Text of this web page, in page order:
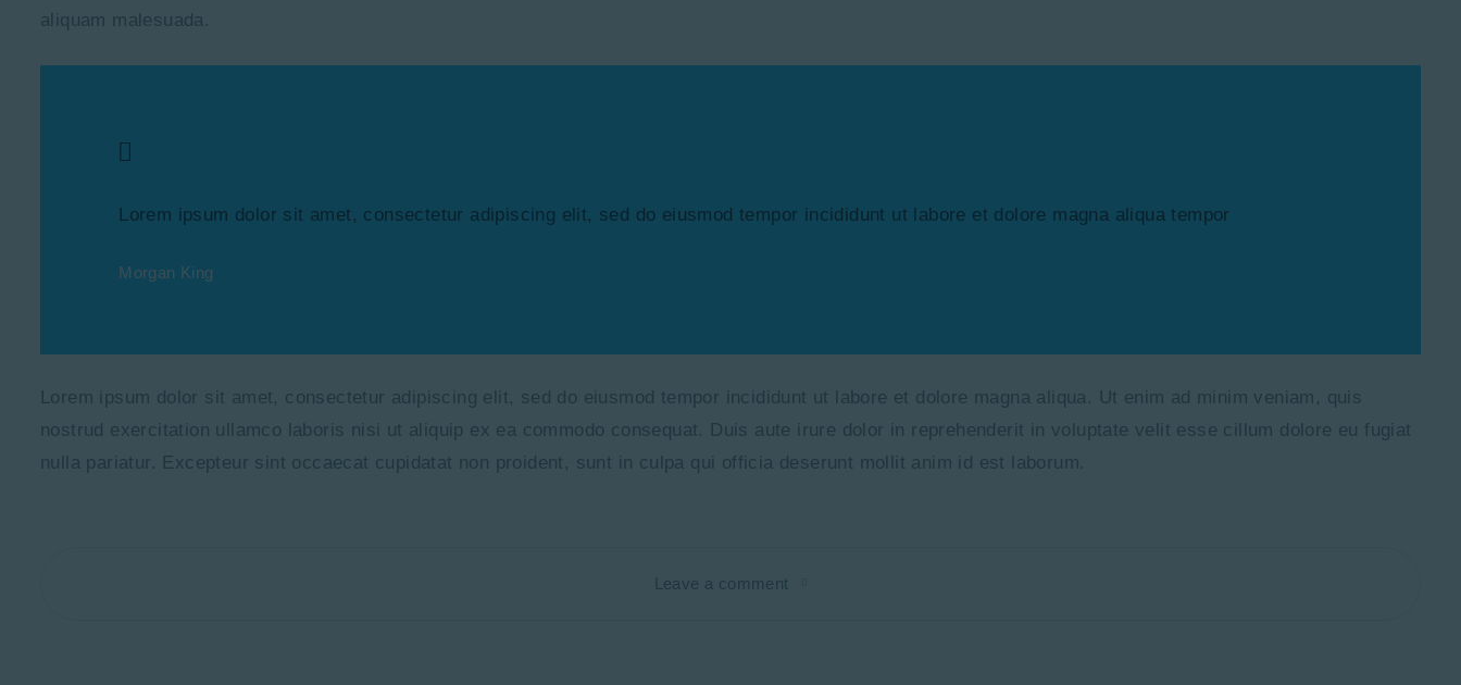
aliquam malesuada.
Lorem ipsum dolor sit amet, consectetur adipiscing elit, sed do eiusmod tempor incididunt ut labore et dolore magna aliqua tempor
Morgan King
Lorem ipsum dolor sit amet, consectetur adipiscing elit, sed do eiusmod tempor incididunt ut labore et dolore magna aliqua. Ut enim ad minim veniam, quis
nostrud exercitation ullamco laboris nisi ut aliquip ex ea commodo consequat. Duis aute irure dolor in reprehenderit in voluptate velit esse cillum dolore eu fugiat
nulla pariatur. Excepteur sint occaecat cupidatat non proident, sunt in culpa qui officia deserunt mollit anim id est laborum.
Leave a comment